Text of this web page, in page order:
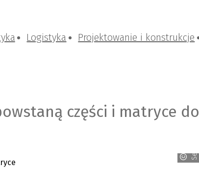
Logistyka Projektowanie i konstrukcje
części i matryce do